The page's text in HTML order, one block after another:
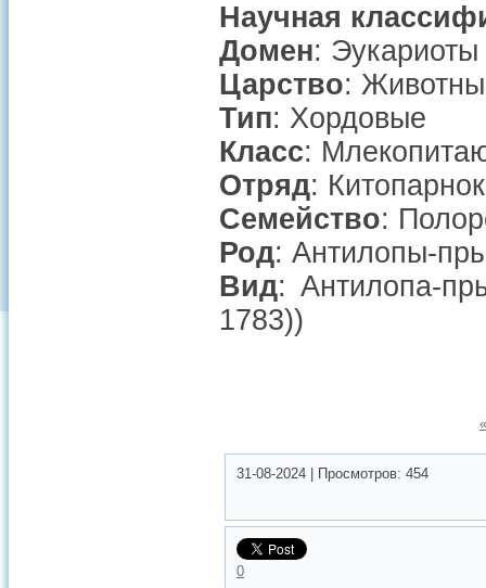
Научная
Домен: Эукариоты
Царство:
Тип: Хордовые
Класс:
Отряд:
Семейство:
Род: Антилопы-
Вид: Антилопа-
1783))
31-08-2024 Просмотров: 454
0